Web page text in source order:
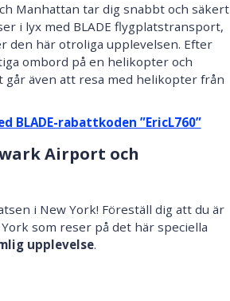
Manhattan tar dig snabbt och säkert
i lyx med BLADE flygplatstransport,
den här otroliga upplevelsen. Efter
ombord på en helikopter och
även att resa med helikopter från
rabattkoden ”EricL760”
Airport och
i New York! Föreställ dig att du är
som reser på det här speciella
upplevelse.